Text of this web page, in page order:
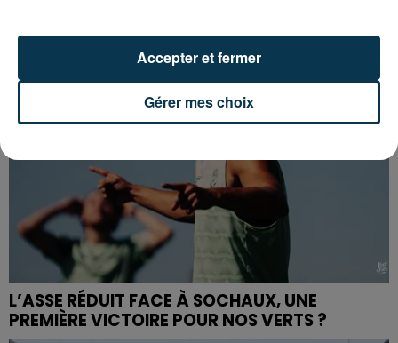
L’ASSE RÉDUIT FACE À SOCHAUX, UNE
PREMIÈRE VICTOIRE POUR NOS VERTS ?
Gérer mes choix
Accepter et fermer